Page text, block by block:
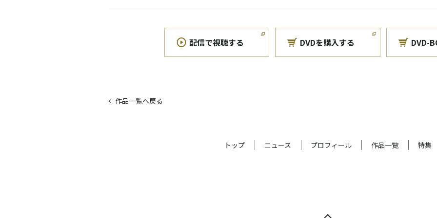
配信で視聴する DVDを購入する DVD-
作品一覧へ戻る
トップ ニュース プロフィール 作品一覧 特集